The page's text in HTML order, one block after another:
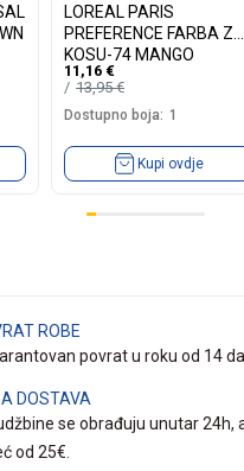
LOREAL PARIS
PREFERENCE FARBA ZA
KOSU-74 MANGO
INTENSE COOPER
11,16 €
13,95€
Dostupno boja: 1
Kupi ovdje
ROBE
povrat u roku od 14
DOSTAVA
se obrađuju unutar 24h,
od 25€.